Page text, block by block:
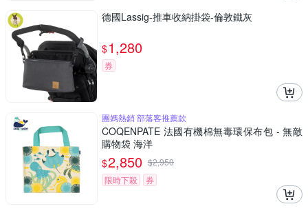
德國Lassig-推車收納掛袋-倫敦鐵灰
$1,280
券
團媽熱銷 部落客推薦款
COQENPATE 法國有機棉無毒環保布包 - 無敵
購物袋 海洋
$2,850 $2,950
限時下殺
券